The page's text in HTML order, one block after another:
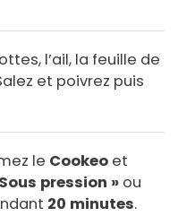
l’ail, la feuille de
et poivrez puis
le Cookeo et
pression » ou
20 minutes.